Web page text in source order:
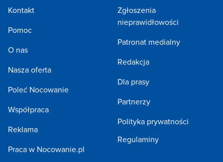
Kontakt
Pomoc
O nas
Nasza oferta
Poleć Nocowanie
Współpraca
Reklama
Praca w Nocowanie.pl
Zgłoszenia
nieprawidłowości
Patronat medialny
Redakcja
Dla prasy
Partnerzy
Polityka prywatności
Regulaminy